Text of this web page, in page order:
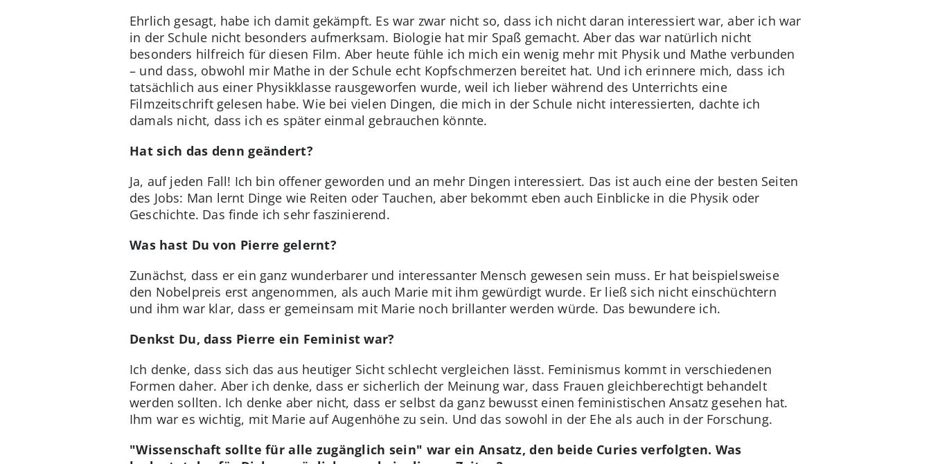
Ehrlich gesagt, habe ich damit gekämpft. Es war zwar nicht so, dass ich nicht daran interessiert war, aber ich war
in der Schule nicht besonders aufmerksam. Biologie hat mir Spaß gemacht. Aber das war natürlich nicht
besonders hilfreich für diesen Film. Aber heute fühle ich mich ein wenig mehr mit Physik und Mathe verbunden
– und dass, obwohl mir Mathe in der Schule echt Kopfschmerzen bereitet hat. Und ich erinnere mich, dass ich
tatsächlich aus einer Physikklasse rausgeworfen wurde, weil ich lieber während des Unterrichts eine
Filmzeitschrift gelesen habe. Wie bei vielen Dingen, die mich in der Schule nicht interessierten, dachte ich
damals nicht, dass ich es später einmal gebrauchen könnte.
Hat sich das denn geändert?
Ja, auf jeden Fall! Ich bin offener geworden und an mehr Dingen interessiert. Das ist auch eine der besten Seiten
des Jobs: Man lernt Dinge wie Reiten oder Tauchen, aber bekommt eben auch Einblicke in die Physik oder
Geschichte. Das finde ich sehr faszinierend.
Was hast Du von Pierre gelernt?
Zunächst, dass er ein ganz wunderbarer und interessanter Mensch gewesen sein muss. Er hat beispielsweise
den Nobelpreis erst angenommen, als auch Marie mit ihm gewürdigt wurde. Er ließ sich nicht einschüchtern
und ihm war klar, dass er gemeinsam mit Marie noch brillanter werden würde. Das bewundere ich.
Denkst Du, dass Pierre ein Feminist war?
Ich denke, dass sich das aus heutiger Sicht schlecht vergleichen lässt. Feminismus kommt in verschiedenen
Formen daher. Aber ich denke, dass er sicherlich der Meinung war, dass Frauen gleichberechtigt behandelt
werden sollten. Ich denke aber nicht, dass er selbst da ganz bewusst einen feministischen Ansatz gesehen hat.
Ihm war es wichtig, mit Marie auf Augenhöhe zu sein. Und das sowohl in der Ehe als auch in der Forschung.
"Wissenschaft sollte für alle zugänglich sein" war ein Ansatz, den beide Curies verfolgten. Was